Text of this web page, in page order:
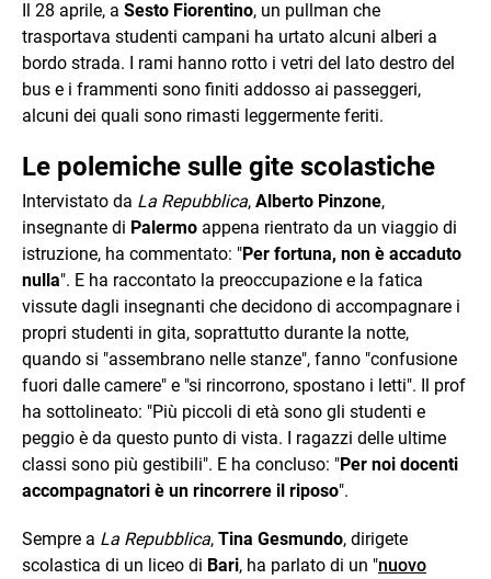
Il 28 aprile, a Sesto Fiorentino, un pullman che
trasportava studenti campani ha urtato alcuni alberi a
bordo strada. I rami hanno rotto i vetri del lato destro del
bus e i frammenti sono finiti addosso ai passeggeri,
alcuni dei quali sono rimasti leggermente feriti.
Le polemiche sulle gite scolastiche
Intervistato da La Repubblica, Alberto Pinzone,
insegnante di Palermo appena rientrato da un viaggio di
istruzione, ha commentato: "Per fortuna, non è accaduto
nulla". E ha raccontato la preoccupazione e la fatica
vissute dagli insegnanti che decidono di accompagnare i
propri studenti in gita, soprattutto durante la notte,
quando si "assembrano nelle stanze", fanno "confusione
fuori dalle camere" e "si rincorrono, spostano i letti". Il prof
ha sottolineato: "Più piccoli di età sono gli studenti e
peggio è da questo punto di vista. I ragazzi delle ultime
classi sono più gestibili". E ha concluso: "Per noi docenti
accompagnatori è un rincorrere il riposo".
Sempre a La Repubblica, Tina Gesmundo, dirigete
scolastica di un liceo di Bari, ha parlato di un "nuovo